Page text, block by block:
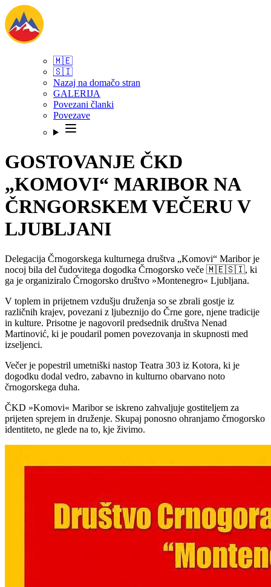
🇲🇪
🇸🇮
Nazaj na domačo stran
GALERIJA
Povezani članki
Povezave
GOSTOVANJE ČKD
„KOMOVI“ MARIBOR NA
ČRNGORSKEM VEČERU V
LJUBLJANI
Delegacija Črnogorskega kulturnega društva „Komovi“ Maribor je
nocoj bila del čudovitega dogodka Črnogorsko veče 🇲🇪🇸🇮, ki
ga je organiziralo Črnogorsko društvo »Montenegro« Ljubljana.
V toplem in prijetnem vzdušju druženja so se zbrali gostje iz
različnih krajev, povezani z ljubeznijo do Črne gore, njene tradicije
in kulture. Prisotne je nagovoril predsednik društva Nenad
Martinović, ki je poudaril pomen povezovanja in skupnosti med
izseljenci.
Večer je popestril umetniški nastop Teatra 303 iz Kotora, ki je
dogodku dodal vedro, zabavno in kulturno obarvano noto
črnogorskega duha.
ČKD »Komovi« Maribor se iskreno zahvaljuje gostiteljem za
prijeten sprejem in druženje. Skupaj ponosno ohranjamo črnogorsko
identiteto, ne glede na to, kje živimo.